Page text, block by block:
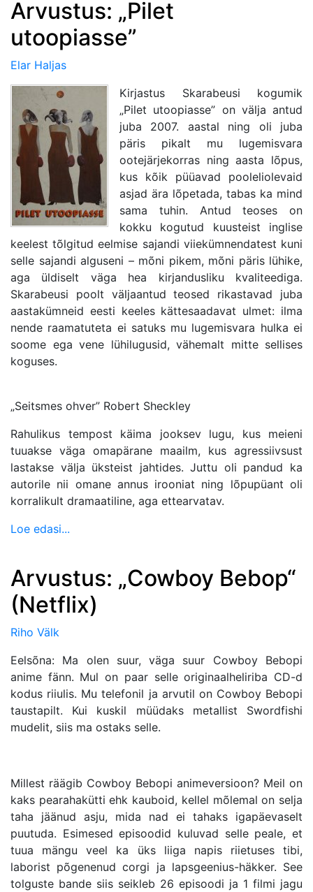
Arvustus: „Pilet
utoopiasse”
Elar Haljas
Kirjastus Skarabeusi kogumik
„Pilet utoopiasse” on välja antud
juba 2007. aastal ning oli juba
päris pikalt mu lugemisvara
ootejärjekorras ning aasta lõpus,
kus kõik püüavad pooleliolevaid
asjad ära lõpetada, tabas ka mind
sama tuhin. Antud teoses on
kokku kogutud kuusteist inglise
keelest tõlgitud eelmise sajandi viiekümnendatest kuni
selle sajandi alguseni – mõni pikem, mõni päris lühike,
aga üldiselt väga hea kirjandusliku kvaliteediga.
Skarabeusi poolt väljaantud teosed rikastavad juba
aastakümneid eesti keeles kättesaadavat ulmet: ilma
nende raamatuteta ei satuks mu lugemisvara hulka ei
soome ega vene lühilugusid, vähemalt mitte sellises
koguses.
„Seitsmes ohver” Robert Sheckley
Rahulikus tempost käima jooksev lugu, kus meieni
tuuakse väga omapärane maailm, kus agressiivsust
lastakse välja üksteist jahtides. Juttu oli pandud ka
autorile nii omane annus irooniat ning lõpupüant oli
korralikult dramaatiline, aga ettearvatav.
Loe edasi...
Arvustus: „Cowboy Bebop“
(Netflix)
Riho Välk
Eelsõna: Ma olen suur, väga suur Cowboy Bebopi
anime fänn. Mul on paar selle originaalheliriba CD-d
kodus riiulis. Mu telefonil ja arvutil on Cowboy Bebopi
taustapilt. Kui kuskil müüdaks metallist Swordfishi
mudelit, siis ma ostaks selle.
Millest räägib Cowboy Bebopi animeversioon? Meil on
kaks pearahakütti ehk kauboid, kellel mõlemal on selja
taha jäänud asju, mida nad ei tahaks igapäevaselt
puutuda. Esimesed episoodid kuluvad selle peale, et
tuua mängu veel ka üks liiga napis riietuses tibi,
laborist põgenenud corgi ja lapsgeenius-häkker. See
tolguste bande siis seikleb 26 episoodi ja 1 filmi jagu